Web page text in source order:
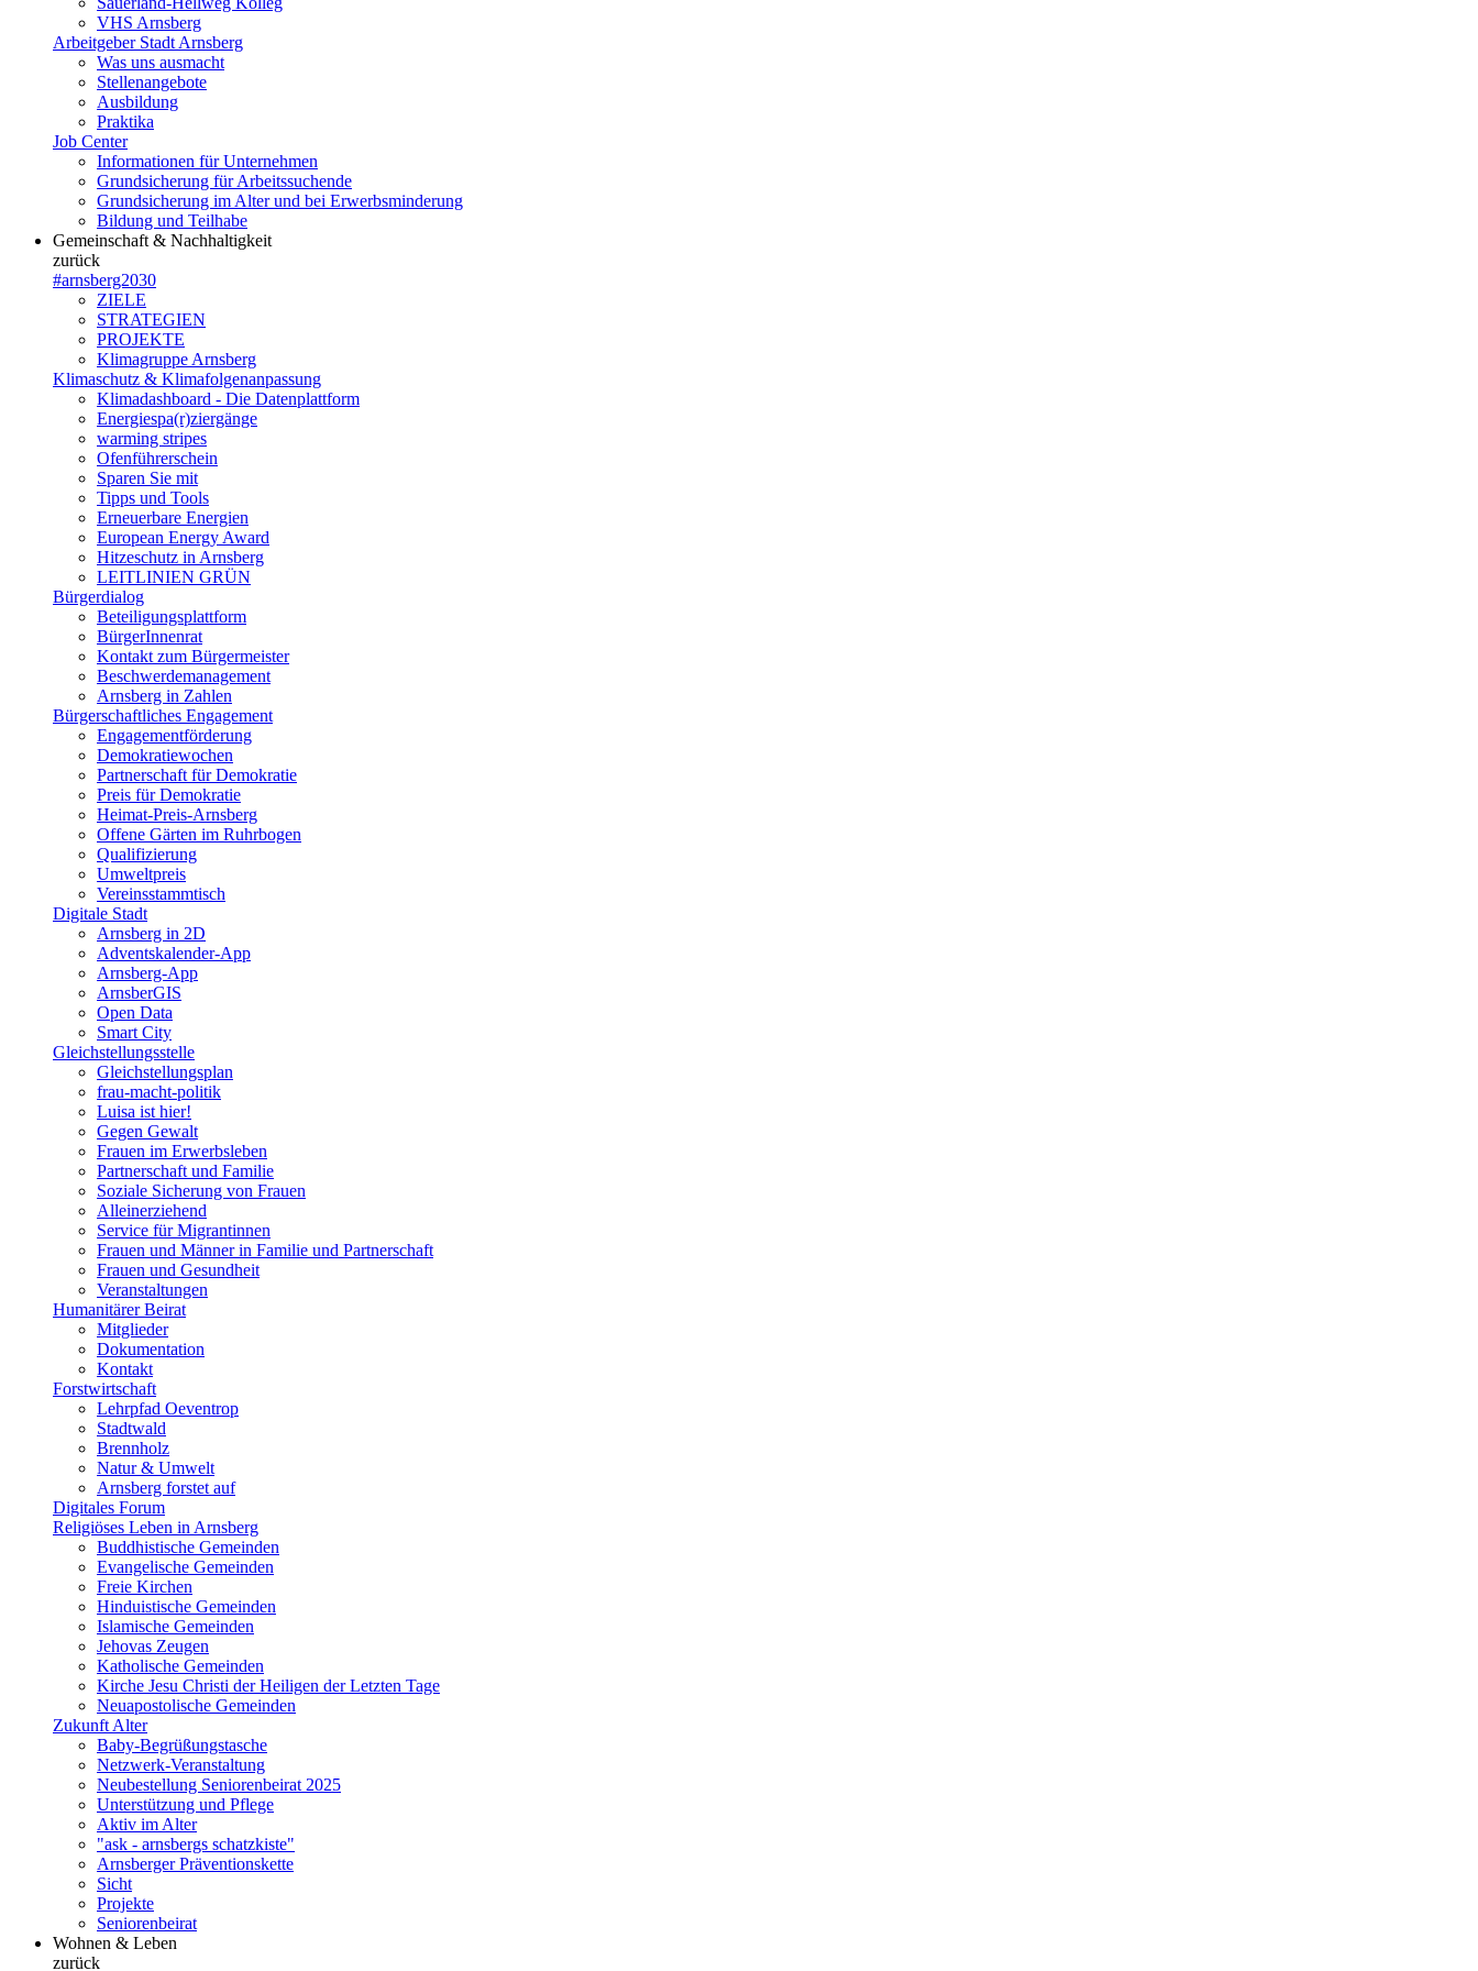
VHS Arnsberg
Arbeitgeber Stadt Arnsberg
Was uns ausmacht
Stellenangebote
Ausbildung
Praktika
Job Center
Informationen für Unternehmen
Grundsicherung für Arbeitssuchende
Grundsicherung im Alter und bei Erwerbsminderung
Bildung und Teilhabe
Gemeinschaft & Nachhaltigkeit
zurück
#arnsberg2030
ZIELE
STRATEGIEN
PROJEKTE
Klimagruppe Arnsberg
Klimaschutz & Klimafolgenanpassung
Klimadashboard - Die Datenplattform
Energiespa(r)ziergänge
warming stripes
Ofenführerschein
Sparen Sie mit
Tipps und Tools
Erneuerbare Energien
European Energy Award
Hitzeschutz in Arnsberg
LEITLINIEN GRÜN
Bürgerdialog
Beteiligungsplattform
BürgerInnenrat
Kontakt zum Bürgermeister
Beschwerdemanagement
Arnsberg in Zahlen
Bürgerschaftliches Engagement
Engagementförderung
Demokratiewochen
Partnerschaft für Demokratie
Preis für Demokratie
Heimat-Preis-Arnsberg
Offene Gärten im Ruhrbogen
Qualifizierung
Umweltpreis
Vereinsstammtisch
Digitale Stadt
Arnsberg in 2D
Adventskalender-App
Arnsberg-App
ArnsberGIS
Open Data
Smart City
Gleichstellungsstelle
Gleichstellungsplan
frau-macht-politik
Luisa ist hier!
Gegen Gewalt
Frauen im Erwerbsleben
Partnerschaft und Familie
Soziale Sicherung von Frauen
Alleinerziehend
Service für Migrantinnen
Frauen und Männer in Familie und Partnerschaft
Frauen und Gesundheit
Veranstaltungen
Humanitärer Beirat
Mitglieder
Dokumentation
Kontakt
Forstwirtschaft
Lehrpfad Oeventrop
Stadtwald
Brennholz
Natur & Umwelt
Arnsberg forstet auf
Digitales Forum
Religiöses Leben in Arnsberg
Buddhistische Gemeinden
Evangelische Gemeinden
Freie Kirchen
Hinduistische Gemeinden
Islamische Gemeinden
Jehovas Zeugen
Katholische Gemeinden
Kirche Jesu Christi der Heiligen der Letzten Tage
Neuapostolische Gemeinden
Zukunft Alter
Baby-Begrüßungstasche
Netzwerk-Veranstaltung
Neubestellung Seniorenbeirat 2025
Unterstützung und Pflege
Aktiv im Alter
"ask - arnsbergs schatzkiste"
Arnsberger Präventionskette
Sicht
Projekte
Seniorenbeirat
Wohnen & Leben
zurück